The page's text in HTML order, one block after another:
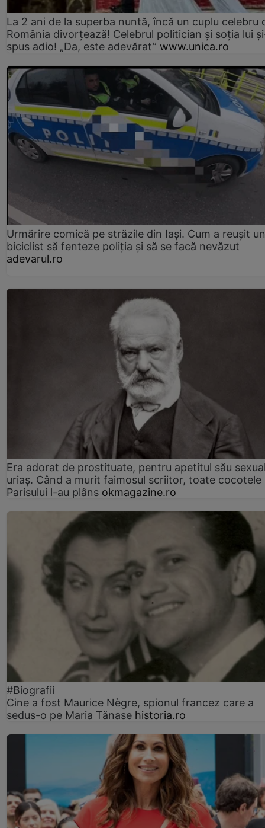
La 2 ani de la superba nuntă, încă un cuplu celebru
România divorțează! Celebrul politician și soția lui
spus adio! „Da, este adevărat” www.unica.ro
Urmărire comică pe străzile din Iași. Cum a reușit un
biciclist să fenteze poliția și să se facă nevăzut
adevarul.ro
Era adorat de prostituate, pentru apetitul său
uriaș. Când a murit faimosul scriitor, toate cocotele
Parisului l-au plâns okmagazine.ro
#Biografii
Cine a fost Maurice Nègre, spionul francez care a
sedus-o pe Maria Tănase historia.ro